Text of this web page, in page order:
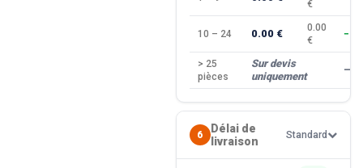
€
10 – 24 0.00 €
0.00
€
> 25
pièces
Sur devis
uniquement
—
6
Délai de
livraison
Standard